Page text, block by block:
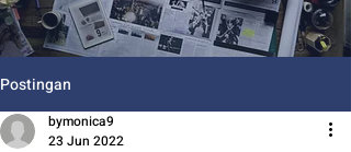
Postingan
bymonica9
23 Jun 2022